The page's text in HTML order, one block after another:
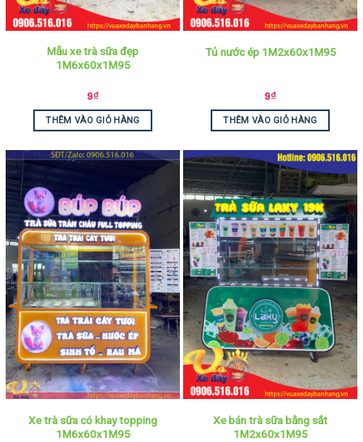
Mẫu xe trà sữa đẹp
1M6x60x1M95
9₫
THÊM VÀO GIỎ HÀNG
Tủ nước ép 1M2x60x1M95
9₫
THÊM VÀO GIỎ HÀNG
Xe trà sữa có khay topping
1M6x60x1M95
Xe bán trà sữa bằng sắt
1M2x60x1M95